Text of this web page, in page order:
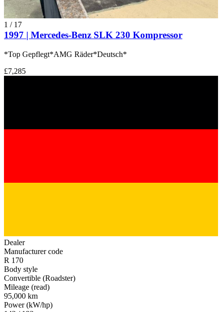
1 / 17
1997 | Mercedes-Benz SLK 230 Kompressor
*Top Gepflegt*AMG Räder*Deutsch*
£7,285
Dealer
Manufacturer code
R 170
Body style
Convertible (Roadster)
Mileage (read)
95,000 km
Power (kW/hp)